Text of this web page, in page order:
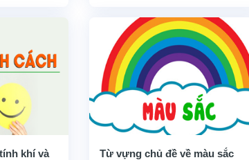
khí và
Từ vựng chủ đề về màu sắc